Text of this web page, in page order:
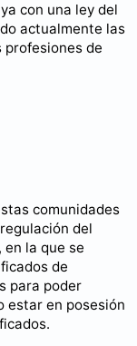
con una ley del
actualmente las
de
comunidades
del
la que se
de
para poder
estar en posesión